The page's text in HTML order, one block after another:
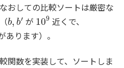
おしての比較ソートは厳密な
b,b
が
109
近くで、
あります）。
関数を実装して、ソートしま